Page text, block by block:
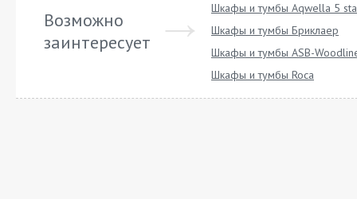
Возможно
заинтересует
Шкафы и тумбы Aqwella 5
Шкафы и тумбы Бриклаер
Шкафы и тумбы ASB-
Шкафы и тумбы Roca